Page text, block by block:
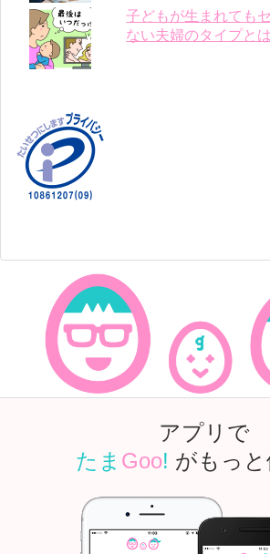
子どもが生まれても
ない夫婦のタイプと
アプリで
たま Goo! がもっと